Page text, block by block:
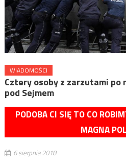
WIADOMOŚCI
Cztery osoby z zarzutami po
pod Sejmem
PODOBA CI SIĘ TO CO
MAGNA
6 sierpnia 2018